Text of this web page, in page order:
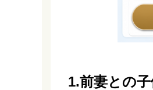
1.前妻との